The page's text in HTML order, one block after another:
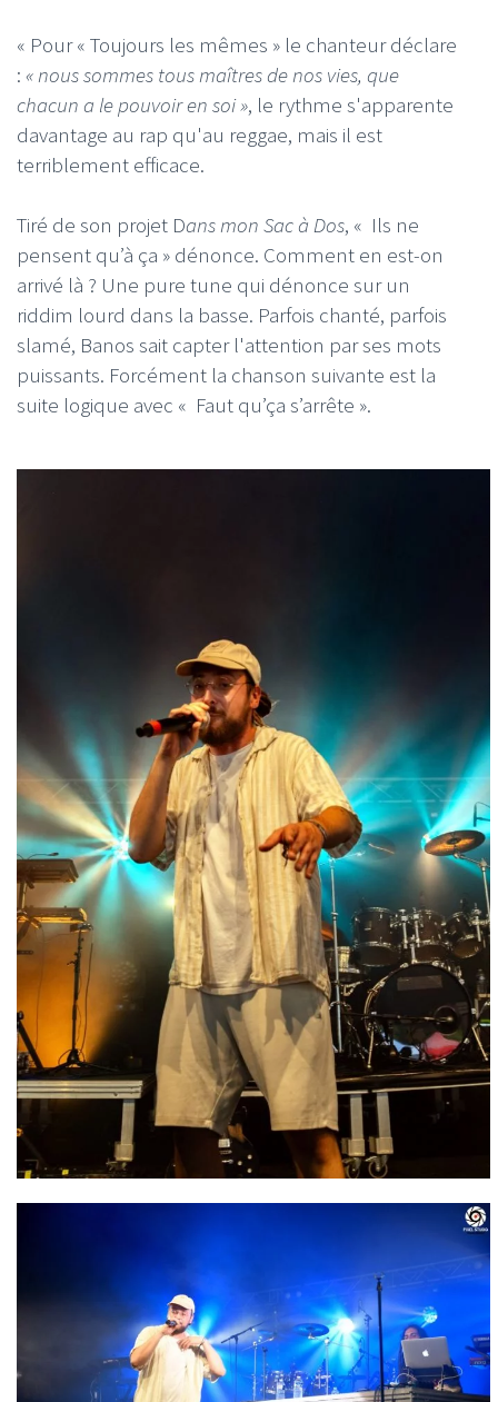
« Pour « Toujours les mêmes » le chanteur déclare
: « nous sommes tous maîtres de nos vies, que
chacun a le pouvoir en soi », le rythme s'apparente
davantage au rap qu'au reggae, mais il est
terriblement efficace.
Tiré de son projet Dans mon Sac à Dos, « Ils ne
pensent qu’à ça » dénonce. Comment en est-on
arrivé là ? Une pure tune qui dénonce sur un
riddim lourd dans la basse. Parfois chanté, parfois
slamé, Banos sait capter l'attention par ses mots
puissants. Forcément la chanson suivante est la
suite logique avec « Faut qu’ça s’arrête ».